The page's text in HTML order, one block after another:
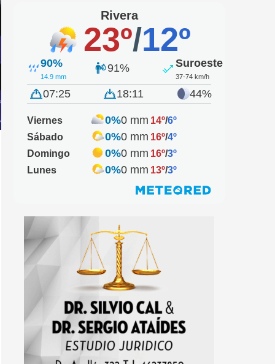
Rivera
23º/12º
90%
14.9 mm
91% Suroeste
37-74 km/h
07:25 18:11 44%
Viernes 0%0 mm 14º/6º
Sábado
0%0 mm 16º/4º
Domingo
0%0 mm 16º/3º
Lunes
0%0 mm 13º/3º